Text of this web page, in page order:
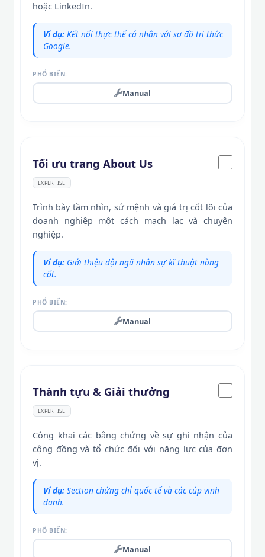
hoặc LinkedIn.
Ví dụ: Kết nối thực thể cá nhân với sơ đồ tri thức
Google.
PHỔ BIẾN:
Manual
Tối ưu trang About Us
EXPERTISE
Trình bày tầm nhìn, sứ mệnh và giá trị cốt lõi của
doanh nghiệp một cách mạch lạc và chuyên
nghiệp.
Ví dụ: Giới thiệu đội ngũ nhân sự kĩ thuật nòng
cốt.
PHỔ BIẾN:
Manual
Thành tựu & Giải thưởng
EXPERTISE
Công khai các bằng chứng về sự ghi nhận của
cộng đồng và tổ chức đối với năng lực của đơn
vị.
Ví dụ: Section chứng chỉ quốc tế và các cúp vinh
danh.
PHỔ BIẾN:
Manual